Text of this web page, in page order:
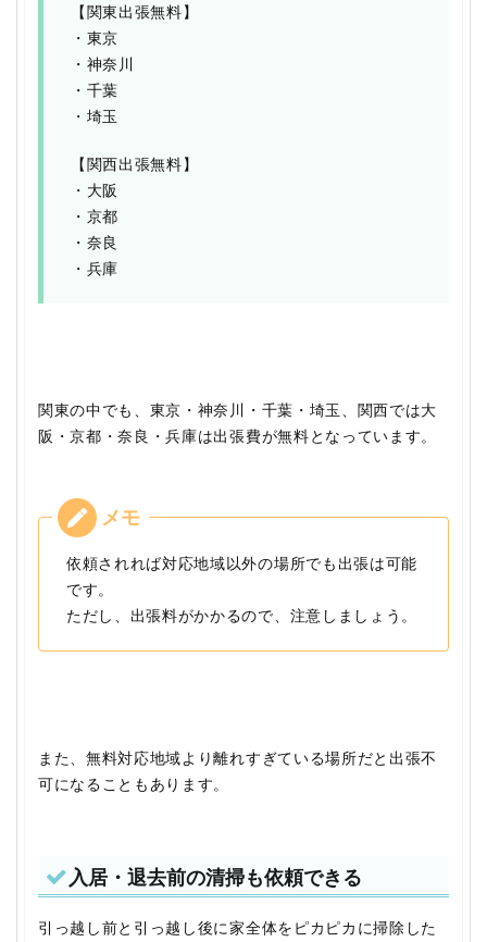
【関東出張無料】
・東京
・神奈川
・千葉
・埼玉
【関西出張無料】
・大阪
・京都
・奈良
・兵庫
関東の中でも、東京・神奈川・千葉・埼玉、関西では大
阪・京都・奈良・兵庫は出張費が無料となっています。
依頼されれば対応地域以外の場所でも出張は可能
です。
ただし、出張料がかかるので、注意しましょう。
また、無料対応地域より離れすぎている場所だと出張不
可になることもあります。
入居・退去前の清掃も依頼できる
引っ越し前と引っ越し後に家全体をピカピカに掃除した